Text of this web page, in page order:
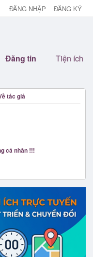
ĐĂNG NHẬP ĐĂNG KÝ
Đăng tin Tiện ích
tác giả
cá nhân !!!